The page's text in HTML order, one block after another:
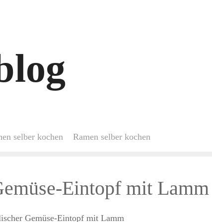
selber kochen Ramen selber kochen
Eintopf mit Lamm